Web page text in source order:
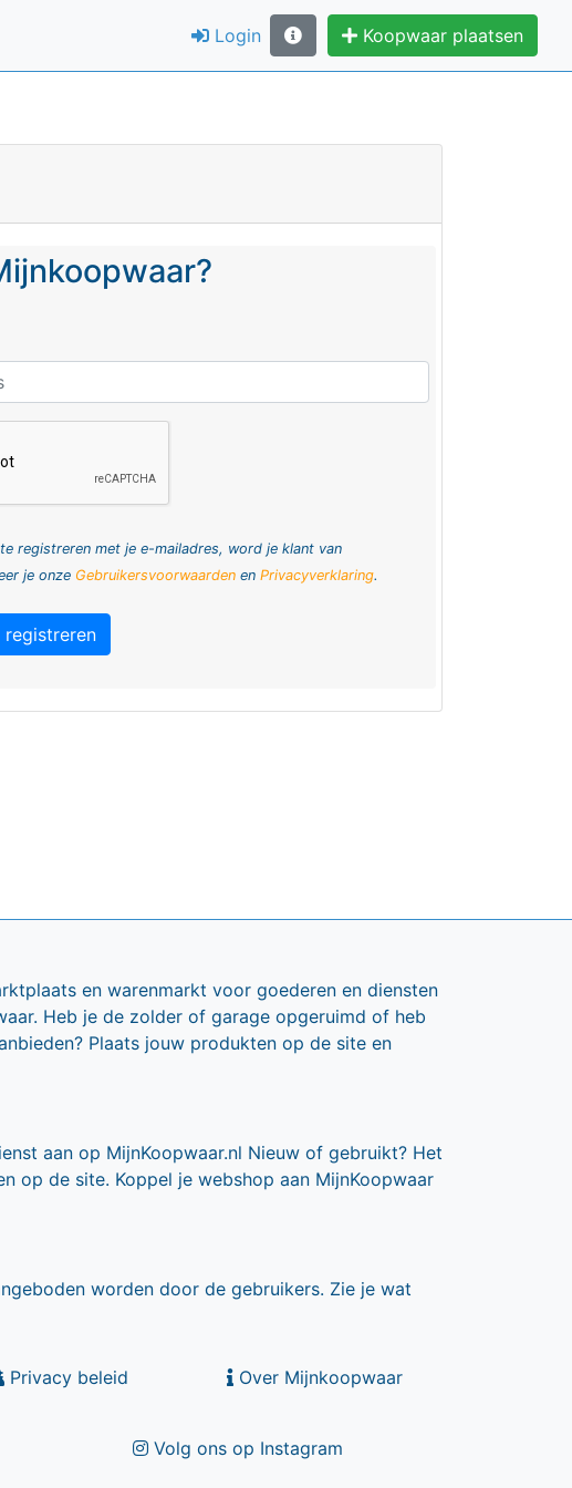
Login Koopwaar plaatsen
registreren met je e-mailadres, word je klant van
je onze Gebruikersvoorwaarden en Privacyverklaring.
registreren
en warenmarkt voor goederen en diensten
Heb je de zolder of garage opgeruimd of heb
Plaats jouw produkten op de site en
aan op MijnKoopwaar.nl Nieuw of gebruikt? Het
op de site. Koppel je webshop aan MijnKoopwaar
worden door de gebruikers. Zie je wat
Privacy beleid Over Mijnkoopwaar
Volg ons op Instagram